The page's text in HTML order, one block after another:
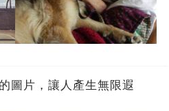
圖片，讓人產生無限遐